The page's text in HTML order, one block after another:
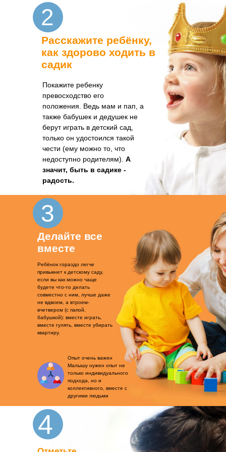
Покажите ребенку
превосходство его
положения. Ведь мам и пап, а
также бабушек и дедушек не
берут играть в детский сад,
только он удостоился такой
чести (ему можно то, что
недоступно родителям). А
значит, быть в садике -
радость.
2
Расскажите ребёнку,
как здорово ходить в
садик
Ребёнок гораздо легче
привыкнет к детскому саду,
если вы как можно чаще
будете что-то делать
совместно с ним, лучше даже
не вдвоем, а втроем-
вчетвером (с папой,
бабушкой): вместе играть,
вместе гулять, вместе убирать
квартиру.
3
Делайте все
вместе
Опыт очень важен
Малышу нужен опыт не
только индивидуального
подхода, но и
коллективного, вместе с
другими людьми
4